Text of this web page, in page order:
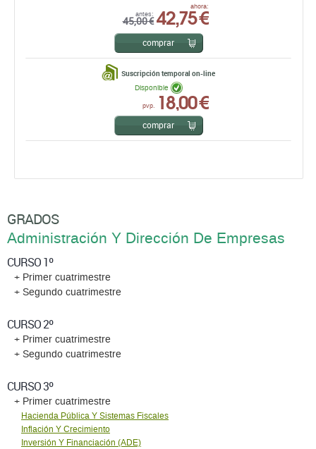
antes:
45,00 €
ahora:
42,75 €
comprar
Suscripción temporal on-line
pvp. 18,00 €
Disponible
comprar
GRADOS
Administración Y Dirección De Empresas
CURSO 1º
+ Primer cuatrimestre
+ Segundo cuatrimestre
CURSO 2º
+ Primer cuatrimestre
+ Segundo cuatrimestre
CURSO 3º
+ Primer cuatrimestre
Hacienda Pública Y Sistemas Fiscales
Inflación Y Crecimiento
Inversión Y Financiación (ADE)